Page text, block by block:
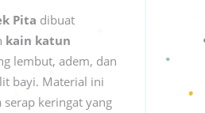
Pita dibuat
kain katun
lembut, adem, dan
bayi. Material ini
keringat yang